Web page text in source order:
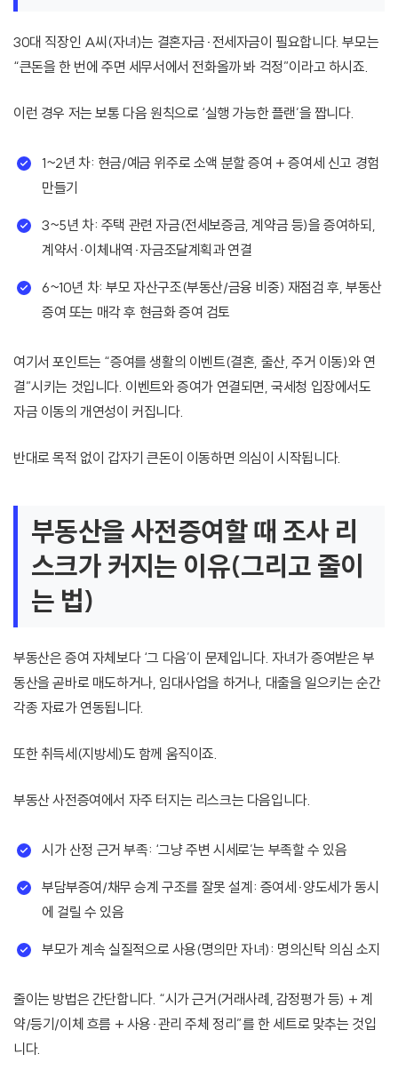
30대 직장인 A씨(자녀)는 결혼자금·전세자금이 필요합니다. 부모는
“큰돈을 한 번에 주면 세무서에서 전화올까 봐 걱정”이라고 하시죠.
이런 경우 저는 보통 다음 원칙으로 ‘실행 가능한 플랜’을 짭니다.
1~2년 차: 현금/예금 위주로 소액 분할 증여 + 증여세 신고 경험
만들기
3~5년 차: 주택 관련 자금(전세보증금, 계약금 등)을 증여하되,
계약서·이체내역·자금조달계획과 연결
6~10년 차: 부모 자산구조(부동산/금융 비중) 재점검 후, 부동산
증여 또는 매각 후 현금화 증여 검토
여기서 포인트는 “증여를 생활의 이벤트(결혼, 출산, 주거 이동)와 연
결”시키는 것입니다. 이벤트와 증여가 연결되면, 국세청 입장에서도
자금 이동의 개연성이 커집니다.
반대로 목적 없이 갑자기 큰돈이 이동하면 의심이 시작됩니다.
부동산을 사전증여할 때 조사 리
스크가 커지는 이유(그리고 줄이
는 법)
부동산은 증여 자체보다 ‘그 다음’이 문제입니다. 자녀가 증여받은 부
동산을 곧바로 매도하거나, 임대사업을 하거나, 대출을 일으키는 순간
각종 자료가 연동됩니다.
또한 취득세(지방세)도 함께 움직이죠.
부동산 사전증여에서 자주 터지는 리스크는 다음입니다.
시가 산정 근거 부족: ‘그냥 주변 시세로’는 부족할 수 있음
부담부증여/채무 승계 구조를 잘못 설계: 증여세·양도세가 동시
에 걸릴 수 있음
부모가 계속 실질적으로 사용(명의만 자녀): 명의신탁 의심 소지
줄이는 방법은 간단합니다. “시가 근거(거래사례, 감정평가 등) + 계
약/등기/이체 흐름 + 사용·관리 주체 정리”를 한 세트로 맞추는 것입
니다.